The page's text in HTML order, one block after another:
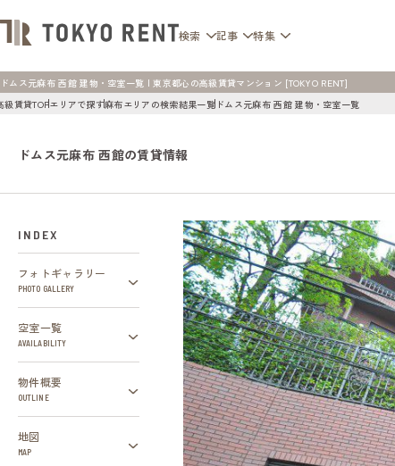
検索 記事 特集
ドムス元麻布 西館 建物・空室一覧 | 東京都心の高級賃貸マンション [TOKYO RENT]
級賃貸TOPエリアで探す麻布エリアの検索結果一覧 ドムス元麻布 西館 建物・空室一覧
ドムス元麻布 西館の賃貸情報
INDEX
フォトギャラリー
PHOTO GALLERY
空室一覧
AVAILABILITY
物件概要
OUTLINE
地図
MAP